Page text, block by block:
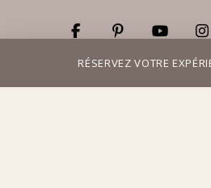
RÉSERVEZ VOTRE
77-79 Boulevard de la